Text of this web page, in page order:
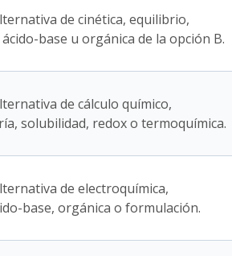
de cinética, equilibrio,
base u orgánica de la opción B.
de cálculo químico,
solubilidad, redox o termoquímica.
de electroquímica,
base, orgánica o formulación.